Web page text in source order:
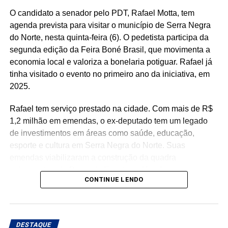
das famílias e reduzindo a necessidade de acesso ao
benefício.
Especialistas que analisaram os dados também atribuem
esse resultado ao trabalho desenvolvido pela política
municipal de assistência social. Na avaliação deles, a
atuação da gestão da Secretaria Municipal de Trabalho,
secretária Suzete Pereira, tem contribuído para fortalecer
ações de inclusão social, qualificação e
acompanhamento das famílias, favorecendo a autonomia
financeira e reduzindo a dependência de programas de
O estudo também aponta que outros municípios da região
e Acari, apresentam indicadores semelhantes em razão
da combinação entre atividade industrial, pecuária
O candidato a senador pelo PDT, Rafael Motta, tem
agenda prevista para visitar o município de Serra Negra
do Norte, nesta quinta-feira (6). O pedetista participa da
segunda edição da Feira Boné Brasil, que movimenta a
economia local e valoriza a bonelaria potiguar. Rafael já
tinha visitado o evento no primeiro ano da iniciativa, em
2025.
Rafael tem serviço prestado na cidade. Com mais de R$
1,2 milhão em emendas, o ex-deputado tem um legado
de investimentos em áreas como saúde, educação,
esporte e cultura em Serra Negra do Norte. Suas
poliesportiva da Praça de Eventos, além de recursos para
a reforma da Casa de Cultura, aquisição de mobiliário
fortalecimento da atenção básica e especializada em
saúde, com investimentos destinados ao município e à
CONTINUE LENDO
DESTAQUE